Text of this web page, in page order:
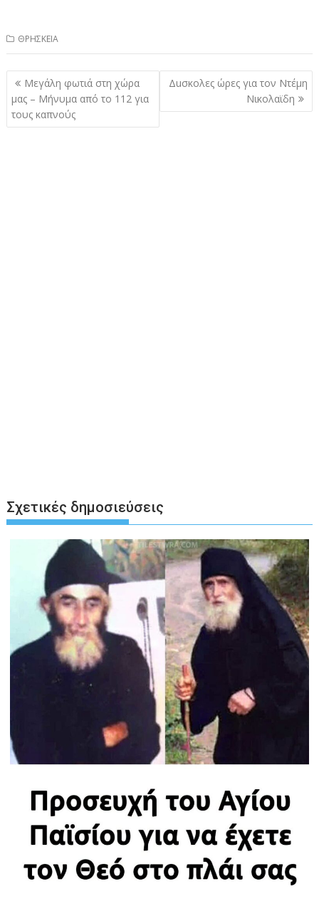
ΘΡΗΣΚΕΙΑ
Πλοήγηση
άρθρων
Μεγάλη φωτιά στη χώρα
μας – Μήνυμα από το 112 για
τους καπνούς
Δuσκολες ώρες για τον Ντέμη
Νικολαϊδη
Σχετικές δημοσιεύσεις